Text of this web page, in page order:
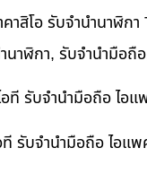
าสิโอ รับจำนำนาฬิ
าฬิกา, รับจำนำมือ
ที รับจำนำมือถือ ไอ
รับจำนำมือถือ ไอแ